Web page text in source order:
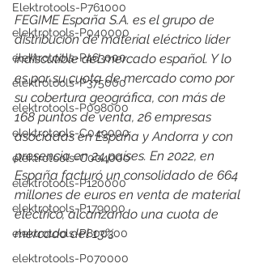
Elektrotools-P761000
elektrotools-P040000
elektrotools-P463000
elektrotools-P375000
elektrotools-P098000
elektrotools-C049000
elektrotools-C004000
elektrotools-P120000
elektrotools-P179000
elektrotools-P800300
elektrotools-P070000
FEGIME España S.A. es el grupo de
distribución de material eléctrico líder
indiscutible del mercado español. Y lo
es por su cuota de mercado como por
su cobertura geográfica, con más de
168 puntos de venta, 26 empresas
asociadas en España y Andorra y con
presencia en 24 países. En 2022, en
España facturó un consolidado de 664
millones de euros en venta de material
eléctrico, alcanzando una cuota de
mercado del 13%